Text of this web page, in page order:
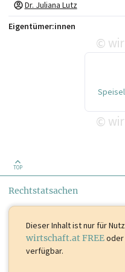
Dr. Juliana Lutz
Eigentümer:innen
©
©
TOP
Rechtstatsachen
Dieser Inhalt istnur für
wirtschaft.at FREE
verfügbar.